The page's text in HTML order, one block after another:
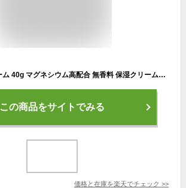
マグネシウムクリーム 40g マグネシウム高配合 無香料 保湿クリーム ミネラル豊富 肩こり 足攣り 足つり こむら返り スポーツ 塗る バーム クリックポスト発送
この商品をサイトでみる
価格と在庫を楽天でチェック >>